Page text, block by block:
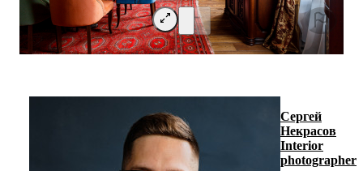
Сергей
Некрасов
Interior
photographer